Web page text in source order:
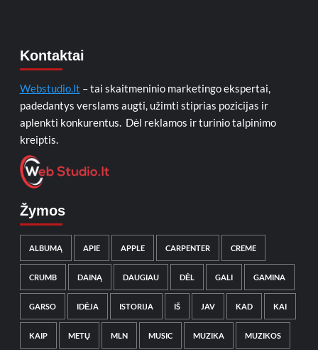
Kontaktai
Webstudio.lt – tai skaitmeninio marketingo ekspertai,
padedantys verslams augti, užimti stiprias pozicijas ir
aplenkti konkurentus. Dėl reklamos ir turinio talpinimo
kreiptis.
Žymos
ALBUMĄ APIE APPLE CARPENTER CREME
CRUMB DAINĄ DAUGIAU DĖL GALI GAMINA
GARSO IDĖJA ISTORIJA IŠ JAV KAD KAI
KAIP METŲ MLN MUSIC MUZIKA MUZIKOS